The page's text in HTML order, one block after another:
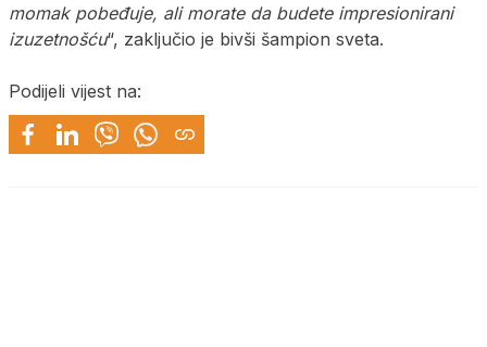
momak pobeđuje, ali morate da budete impresionirani
izuzetnošću“, zaključio je bivši šampion sveta.
Podijeli vijest na: